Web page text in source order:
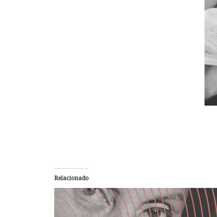
Relacionado